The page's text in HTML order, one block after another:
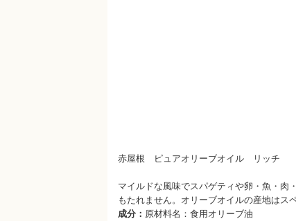
赤屋根 ピュアオリーブオイル リッチ
マイルドな風味でスパゲティや卵・魚・肉
もたれません。オリーブオイルの産地はス
成分： 原材料名：食用オリーブ油